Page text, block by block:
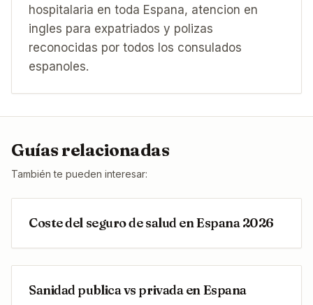
hospitalaria en toda Espana, atencion en
ingles para expatriados y polizas
reconocidas por todos los consulados
espanoles.
Guías relacionadas
También te pueden interesar:
Coste del seguro de salud en Espana 2026
Sanidad publica vs privada en Espana